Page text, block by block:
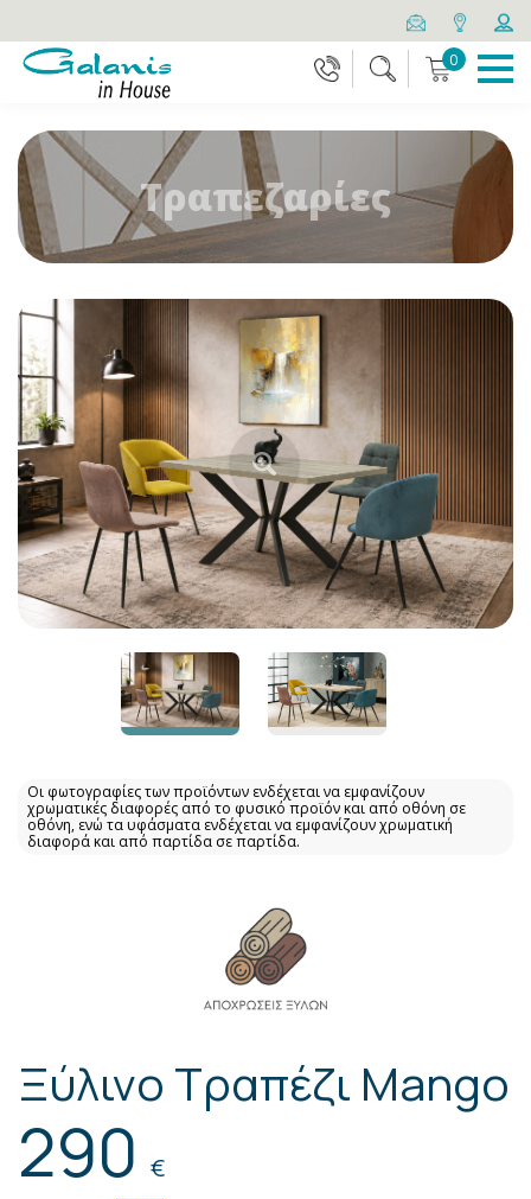
0
Τραπεζαρίες
Οι φωτογραφίες των προϊόντων ενδέχεται να εμφανίζουν
χρωματικές διαφορές από το φυσικό προϊόν και από οθόνη σε
οθόνη, ενώ τα υφάσματα ενδέχεται να εμφανίζουν χρωματική
διαφορά και από παρτίδα σε παρτίδα.
Ξύλινo Τραπέζι Mango
290 €